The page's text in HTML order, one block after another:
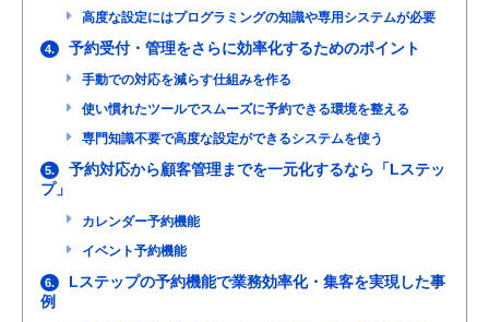
高度な設定にはプログラミングの知識や専用システムが必要
4. 予約受付・管理をさらに効率化するためのポイント
手動での対応を減らす仕組みを作る
使い慣れたツールでスムーズに予約できる環境を整える
専門知識不要で高度な設定ができるシステムを使う
5.
予約対応から顧客管理までを一元化するなら「Lステッ
プ」
カレンダー予約機能
イベント予約機能
6.
Lステップの予約機能で業務効率化・集客を実現した事
例